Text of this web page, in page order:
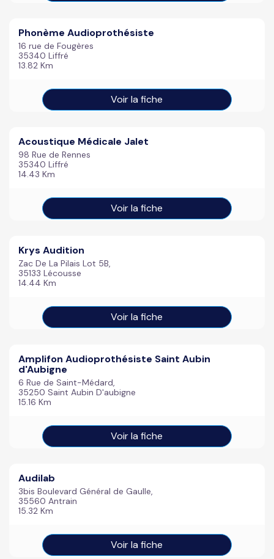
Phonème Audioprothésiste
16 rue de Fougères
35340 Liffré
13.82 Km
Voir la fiche
Acoustique Médicale Jalet
98 Rue de Rennes
35340 Liffré
14.43 Km
Voir la fiche
Krys Audition
Zac De La Pilais Lot 5B,
35133 Lécousse
14.44 Km
Voir la fiche
Amplifon Audioprothésiste Saint Aubin
d'Aubigne
6 Rue de Saint-Médard,
35250 Saint Aubin D'aubigne
15.16 Km
Voir la fiche
Audilab
3bis Boulevard Général de Gaulle,
35560 Antrain
15.32 Km
Voir la fiche